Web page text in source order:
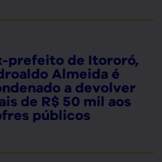
prefeito de Itororó,
Almeida é
a devolver
de R$ 50 mil aos
públicos